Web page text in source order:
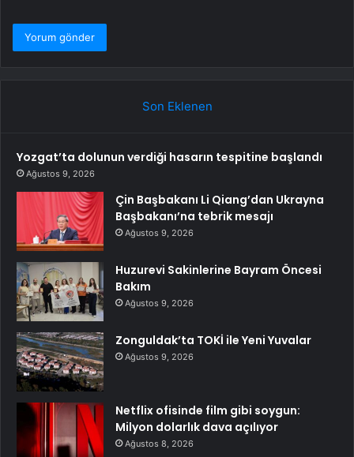
Son Eklenen
Yozgat’ta dolunun verdiği hasarın tespitine başlandı
Ağustos 9, 2026
Çin Başbakanı Li Qiang’dan Ukrayna
Başbakanı’na tebrik mesajı
Ağustos 9, 2026
Huzurevi Sakinlerine Bayram Öncesi
Bakım
Ağustos 9, 2026
Zonguldak’ta TOKİ ile Yeni Yuvalar
Ağustos 9, 2026
Netflix ofisinde film gibi soygun:
Milyon dolarlık dava açılıyor
Ağustos 8, 2026